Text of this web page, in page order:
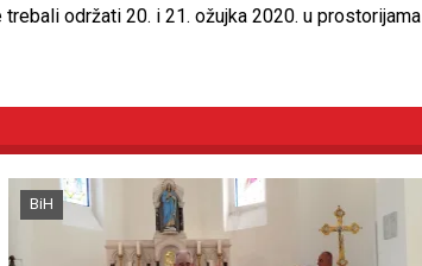
održati 20. i 21. ožujka 2020. u prostorijama
BiH